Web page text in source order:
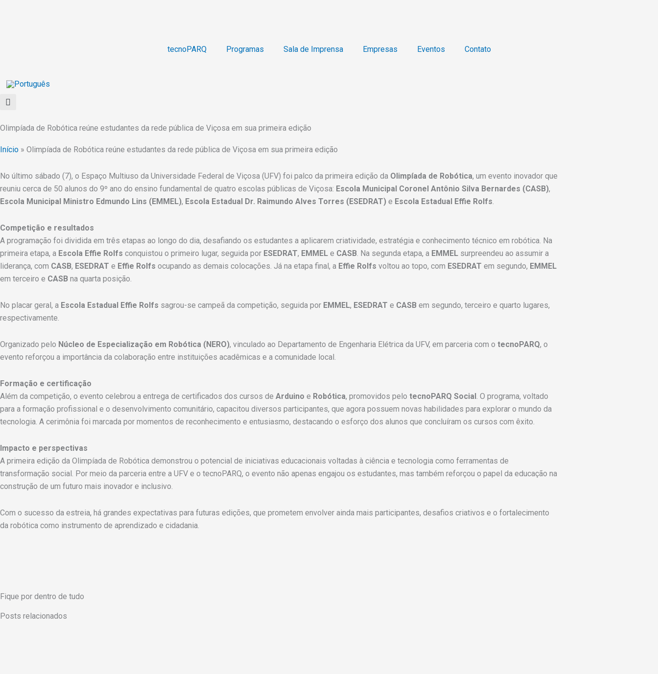
tecnoPARQ Programas Sala de Imprensa Empresas Eventos Contato
Olimpíada de Robótica reúne estudantes da rede pública de Viçosa em sua primeira edição
Início » Olimpíada de Robótica reúne estudantes da rede pública de Viçosa em sua primeira edição
No último sábado (7), o Espaço Multiuso da Universidade Federal de Viçosa (UFV) foi palco da primeira edição da Olimpíada de Robótica, um evento inovador que
reuniu cerca de 50 alunos do 9º ano do ensino fundamental de quatro escolas públicas de Viçosa: Escola Municipal Coronel Antônio Silva Bernardes (CASB),
Escola Municipal Ministro Edmundo Lins (EMMEL), Escola Estadual Dr. Raimundo Alves Torres (ESEDRAT) e Escola Estadual Effie Rolfs.
Competição e resultados
A programação foi dividida em três etapas ao longo do dia, desafiando os estudantes a aplicarem criatividade, estratégia e conhecimento técnico em robótica. Na
primeira etapa, a Escola Effie Rolfs conquistou o primeiro lugar, seguida por ESEDRAT, EMMEL e CASB. Na segunda etapa, a EMMEL surpreendeu ao assumir a
liderança, com CASB, ESEDRAT e Effie Rolfs ocupando as demais colocações. Já na etapa final, a Effie Rolfs voltou ao topo, com ESEDRAT em segundo, EMMEL
em terceiro e CASB na quarta posição.
No placar geral, a Escola Estadual Effie Rolfs sagrou-se campeã da competição, seguida por EMMEL, ESEDRAT e CASB em segundo, terceiro e quarto lugares,
respectivamente.
Organizado pelo Núcleo de Especialização em Robótica (NERO), vinculado ao Departamento de Engenharia Elétrica da UFV, em parceria com o tecnoPARQ, o
evento reforçou a importância da colaboração entre instituições acadêmicas e a comunidade local.
Formação e certificação
Além da competição, o evento celebrou a entrega de certificados dos cursos de Arduino e Robótica, promovidos pelo tecnoPARQ Social. O programa, voltado
para a formação profissional e o desenvolvimento comunitário, capacitou diversos participantes, que agora possuem novas habilidades para explorar o mundo da
tecnologia. A cerimônia foi marcada por momentos de reconhecimento e entusiasmo, destacando o esforço dos alunos que concluíram os cursos com êxito.
Impacto e perspectivas
A primeira edição da Olimpíada de Robótica demonstrou o potencial de iniciativas educacionais voltadas à ciência e tecnologia como ferramentas de
transformação social. Por meio da parceria entre a UFV e o tecnoPARQ, o evento não apenas engajou os estudantes, mas também reforçou o papel da educação na
construção de um futuro mais inovador e inclusivo.
Com o sucesso da estreia, há grandes expectativas para futuras edições, que prometem envolver ainda mais participantes, desafios criativos e o fortalecimento
da robótica como instrumento de aprendizado e cidadania.
Fique por dentro de tudo
Posts relacionados